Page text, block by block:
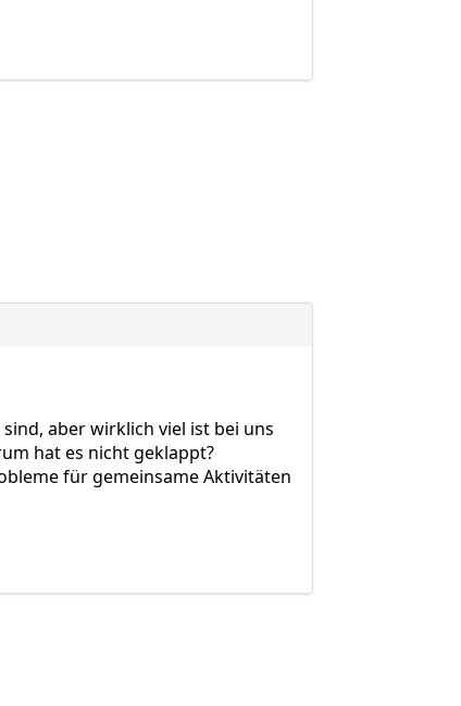
aber wirklich viel ist bei uns
hat es nicht geklappt?
für gemeinsame Aktivitäten